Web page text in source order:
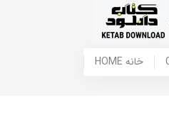
HOME خانه